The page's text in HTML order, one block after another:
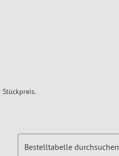
Bestelltabelle durchsuchen